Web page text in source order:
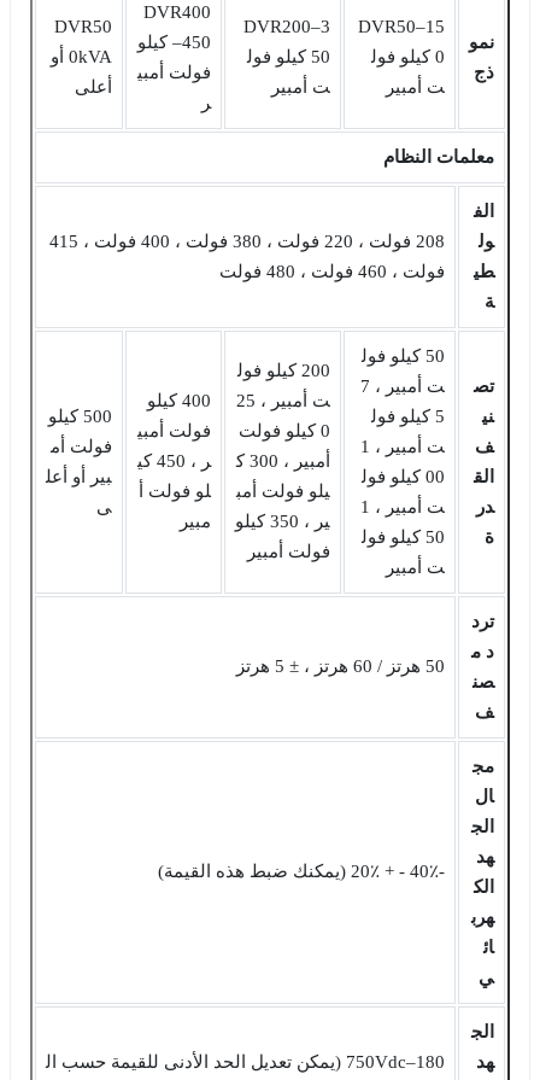
نمو
ذج
DVR50‒15
0 كيلو فول
ت أمبير
DVR200‒3
50 كيلو فول
ت أمبير
DVR400
‒450 كيلو
فولت أمبي
ر
DVR50
0kVA أو
أعلى
معلمات النظام
الف
ول
طي
ة
208 فولت ، 220 فولت ، 380 فولت ، 400 فولت ، 415
فولت ، 460 فولت ، 480 فولت
تص
ني
ف
الق
در
ة
50 كيلو فول
ت أمبير ، 7
5 كيلو فول
ت أمبير ، 1
00 كيلو فول
ت أمبير ، 1
50 كيلو فول
ت أمبير
200 كيلو فول
ت أمبير ، 25
0 كيلو فولت
أمبير ، 300 ك
يلو فولت أمب
ير ، 350 كيلو
فولت أمبير
400 كيلو
فولت أمبي
ر ، 450 كي
لو فولت أ
مبير
500 كيلو
فولت أم
بير أو أعل
ى
ترد
د م
صن
ف
50 هرتز / 60 هرتز ، ± 5 هرتز
مج
ال
الج
هد
الك
هرب
ائ
ي
-40٪ - + 20٪ (يمكنك ضبط هذه القيمة)
الج
هد
180‒750Vdc (يمكن تعديل الحد الأدنى للقيمة حسب ال